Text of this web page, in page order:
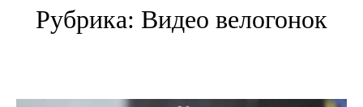
Рубрика: Видео велогонок